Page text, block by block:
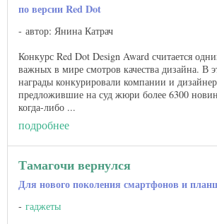
по версии Red Dot
автор: Янина Катрач
Конкурс Red Dot Design Award считается
важных в мире смотров качества дизайна. В
награды конкурировали компании и
предложившие на суд жюри более 6300
когда-либо ...
подробнее
Тамагочи вернулся
Для нового поколения смартфонов и
гаджеты